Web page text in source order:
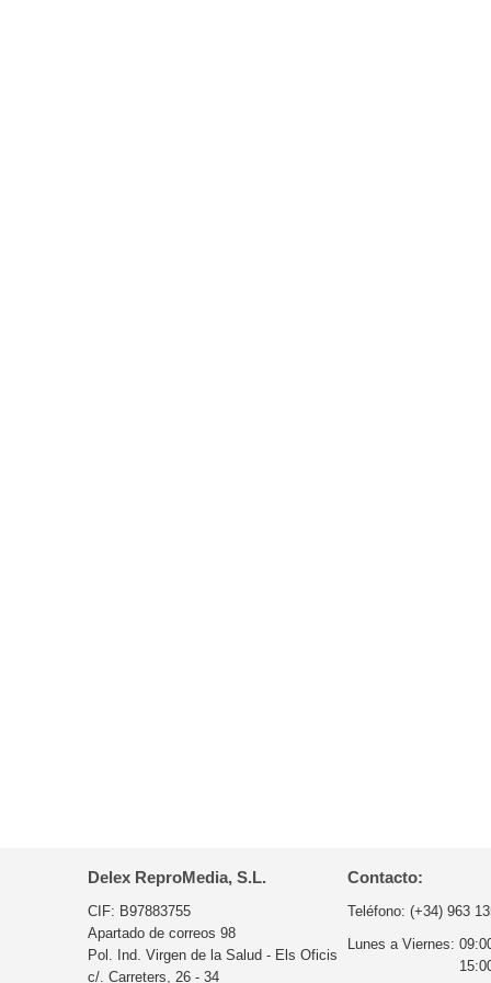
Delex ReproMedia, S.L.
CIF: B97883755
Apartado de correos 98
Pol. Ind. Virgen de la Salud - Els Oficis
c/. Carreters, 26 - 34
Contacto:
Teléfono: (+34) 963
Lunes a Viernes: